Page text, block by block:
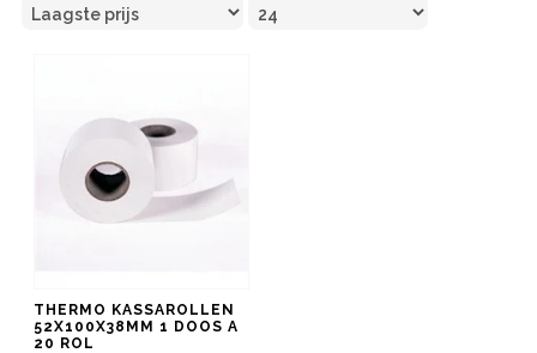
THERMO KASSAROLLEN
52X100X38MM 1 DOOS A
20 ROL